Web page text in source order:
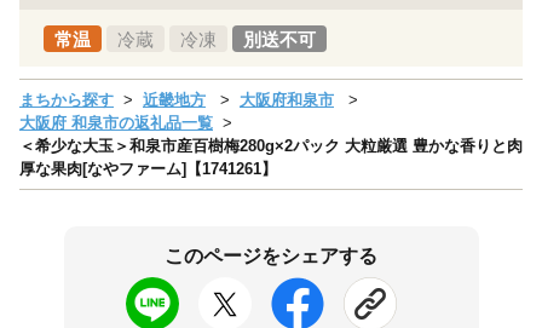
常温 冷蔵 冷凍 別送不可
まちから探す 近畿地方
大阪府和泉市
大阪府 和泉市の返礼品一覧
＜希少な大玉＞和泉市産百樹梅280g×2パック 大粒厳選 豊かな香りと肉
厚な果肉[なやファーム]【1741261】
このページをシェアする